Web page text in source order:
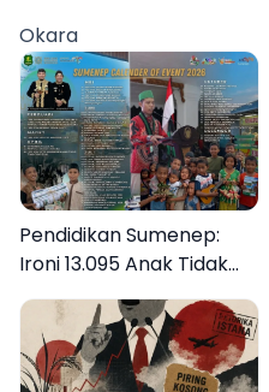
Okara
Pendidikan Sumenep:
Ironi 13.095 Anak Tidak
Sekolah Menyaksikan
Semarak Festival
Kalender Event 2026